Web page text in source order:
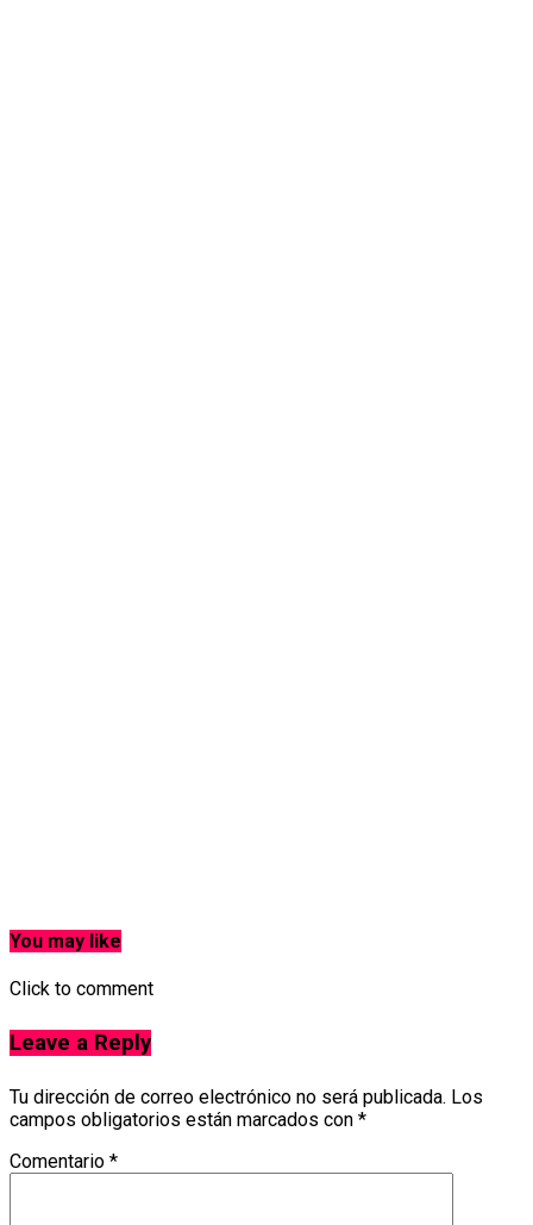
You may like
Click to comment
Leave a Reply
Tu dirección de correo electrónico no será publicada. Los
campos obligatorios están marcados con *
Comentario *